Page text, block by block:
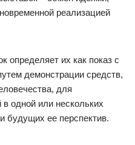
реализацией
определяет их как показ с
демонстрации средств,
для
одной или нескольких
будущих ее перспектив.